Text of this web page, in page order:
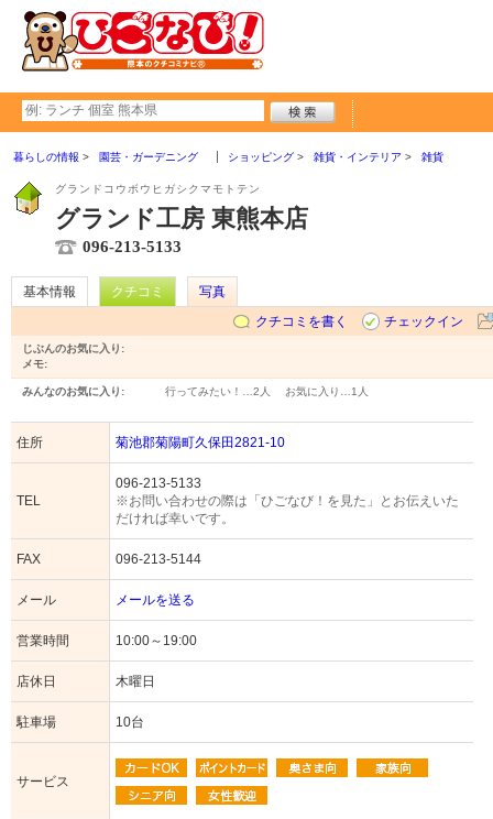
暮らしの情報 園芸・ガーデニング ショッピング 雑貨・インテリア 雑貨
グランドコウボウヒガシクマモトテン
グランド工房 東熊本店
096-213-5133
基本情報 クチコミ
写真
クチコミを書く
チェックイン
じぶんのお気に入り:
メモ:
みんなのお気に入り: 行ってみたい！… 2人 お気に入り… 1人
住所 菊池郡菊陽町久保田2821-10
TEL
096-213-5133
※お問い合わせの際は「ひごなび！を見た」とお伝えいた
だければ幸いです。
FAX 096-213-5144
メール メールを送る
営業時間 10:00～19:00
店休日 木曜日
駐車場 10台
サービス